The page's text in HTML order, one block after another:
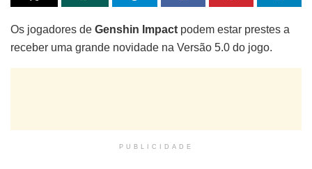
Os jogadores de Genshin Impact podem estar prestes a
receber uma grande novidade na Versão 5.0 do jogo.
PUBLICIDADE